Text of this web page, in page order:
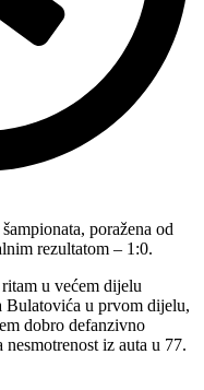
poražena od
rezultatom – 1:0.
u većem dijelu
Bulatovića u prvom dijelu,
dobro defanzivno
iz auta u 77.